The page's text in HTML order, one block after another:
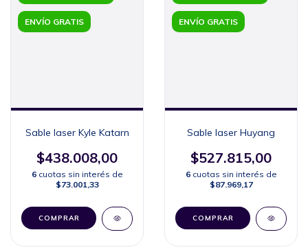
ENVÍO GRATIS
Sable laser Kyle Katarn
$438.008,00
6 cuotas sin interés de
$73.001,33
COMPRAR
ENVÍO GRATIS
Sable laser Huyang
$527.815,00
6 cuotas sin interés de
$87.969,17
COMPRAR